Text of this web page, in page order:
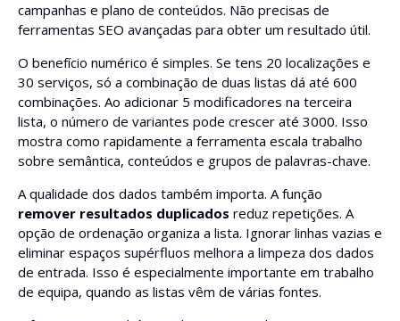
campanhas e plano de conteúdos. Não precisas de
ferramentas SEO avançadas para obter um resultado útil.
O benefício numérico é simples. Se tens 20 localizações e
30 serviços, só a combinação de duas listas dá até 600
combinações. Ao adicionar 5 modificadores na terceira
lista, o número de variantes pode crescer até 3000. Isso
mostra como rapidamente a ferramenta escala trabalho
sobre semântica, conteúdos e grupos de palavras-chave.
A qualidade dos dados também importa. A função
remover resultados duplicados reduz repetições. A
opção de ordenação organiza a lista. Ignorar linhas vazias e
eliminar espaços supérfluos melhora a limpeza dos dados
de entrada. Isso é especialmente importante em trabalho
de equipa, quando as listas vêm de várias fontes.